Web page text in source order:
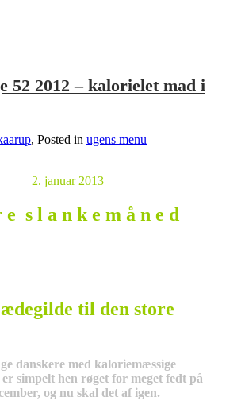
52 2012 – kalorielet mad i
, Posted in ugens menu
2. januar 2013
e s l a n k e m å n e d
til den store
danskere med kaloriemæssige
simpelt hen røget for meget fedt på
og nu skal det af igen.